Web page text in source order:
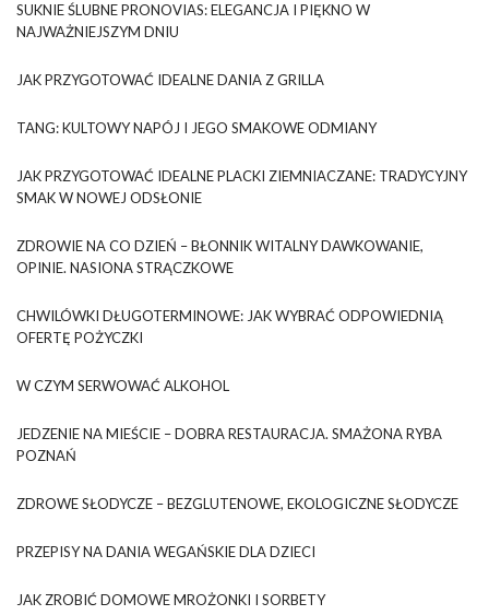
SUKNIE ŚLUBNE PRONOVIAS: ELEGANCJA I PIĘKNO W
NAJWAŻNIEJSZYM DNIU
JAK PRZYGOTOWAĆ IDEALNE DANIA Z GRILLA
TANG: KULTOWY NAPÓJ I JEGO SMAKOWE ODMIANY
JAK PRZYGOTOWAĆ IDEALNE PLACKI ZIEMNIACZANE: TRADYCYJNY
SMAK W NOWEJ ODSŁONIE
ZDROWIE NA CO DZIEŃ – BŁONNIK WITALNY DAWKOWANIE,
OPINIE. NASIONA STRĄCZKOWE
CHWILÓWKI DŁUGOTERMINOWE: JAK WYBRAĆ ODPOWIEDNIĄ
OFERTĘ POŻYCZKI
W CZYM SERWOWAĆ ALKOHOL
JEDZENIE NA MIEŚCIE – DOBRA RESTAURACJA. SMAŻONA RYBA
POZNAŃ
ZDROWE SŁODYCZE – BEZGLUTENOWE, EKOLOGICZNE SŁODYCZE
PRZEPISY NA DANIA WEGAŃSKIE DLA DZIECI
JAK ZROBIĆ DOMOWE MROŻONKI I SORBETY